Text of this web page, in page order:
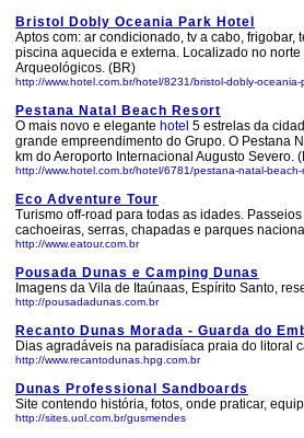
Bristol Dobly Oceania Park Hotel
Aptos com: ar condicionado, tv a cabo,
piscina aquecida e externa. Localizado no
Arqueológicos. (BR)
http://www.hotel.com.br/hotel/8231/bristol-dobly-oceania-
Pestana Natal Beach Resort
O mais novo e elegante hotel 5 estrelas da
grande empreendimento do Grupo. O Pestana
km do Aeroporto Internacional Augusto Severo.
http://www.hotel.com.br/hotel/6781/pestana-natal-beach-
Eco Adventure Tour
Turismo off-road para todas as idades.
cachoeiras, serras, chapadas e parques
http://www.eatour.com.br
Pousada Dunas e Camping Dunas
Imagens da Vila de Itaúnaas, Espírito Santo,
http://pousadadunas.com.br
Recanto Dunas Morada - Guarda do
Dias agradáveis na paradisíaca praia do litoral
http://www.recantodunas.hpg.com.br
Dunas Professional Sandboards
Site contendo história, fotos, onde praticar,
http://sites.uol.com.br/gusmendes